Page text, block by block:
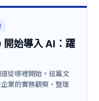
開始導入 AI：躍
從哪裡開始。這篇文
業的實務觀察，整理